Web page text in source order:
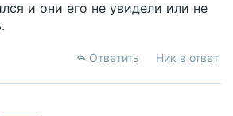
и они его не увидели или не
Ответить Ник в ответ